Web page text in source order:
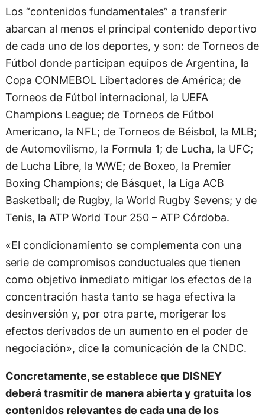
Los “contenidos fundamentales” a transferir
abarcan al menos el principal contenido deportivo
de cada uno de los deportes, y son: de Torneos de
Fútbol donde participan equipos de Argentina, la
Copa CONMEBOL Libertadores de América; de
Torneos de Fútbol internacional, la UEFA
Champions League; de Torneos de Fútbol
Americano, la NFL; de Torneos de Béisbol, la MLB;
de Automovilismo, la Formula 1; de Lucha, la UFC;
de Lucha Libre, la WWE; de Boxeo, la Premier
Boxing Champions; de Básquet, la Liga ACB
Basketball; de Rugby, la World Rugby Sevens; y de
Tenis, la ATP World Tour 250 – ATP Córdoba.
«El condicionamiento se complementa con una
serie de compromisos conductuales que tienen
como objetivo inmediato mitigar los efectos de la
concentración hasta tanto se haga efectiva la
desinversión y, por otra parte, morigerar los
efectos derivados de un aumento en el poder de
negociación», dice la comunicación de la CNDC.
Concretamente, se establece que DISNEY
deberá trasmitir de manera abierta y gratuita los
contenidos relevantes de cada una de los